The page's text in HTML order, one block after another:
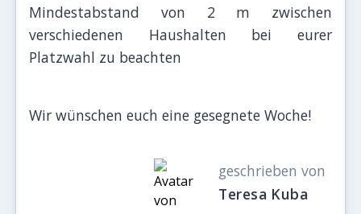
Mindestabstand von 2 m zwischen
verschiedenen Haushalten bei eurer
Platzwahl zu beachten
Wir wünschen euch eine gesegnete Woche!
geschrieben von
Teresa Kuba